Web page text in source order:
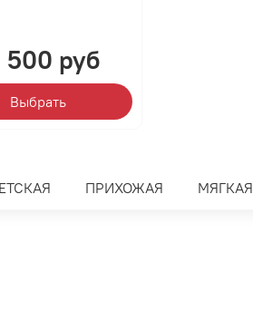
500 руб
Выбрать
ПРИХОЖАЯ